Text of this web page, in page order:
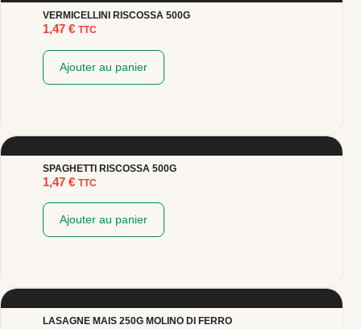
VERMICELLINI RISCOSSA 500G
1,47 € TTC
Ajouter au panier
SPAGHETTI RISCOSSA 500G
1,47 € TTC
Ajouter au panier
LASAGNE MAIS 250G MOLINO DI FERRO